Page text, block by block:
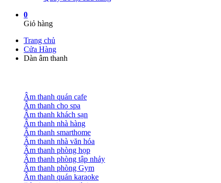
0
Giỏ hàng
Trang chủ
Cửa Hàng
Dàn âm thanh
Âm thanh quán cafe
Âm thanh cho spa
Âm thanh khách sạn
Âm thanh nhà hàng
Âm thanh smarthome
Âm thanh nhà văn hóa
Âm thanh phòng họp
Âm thanh phòng tập nhảy
Âm thanh phòng Gym
Âm thanh quán karaoke